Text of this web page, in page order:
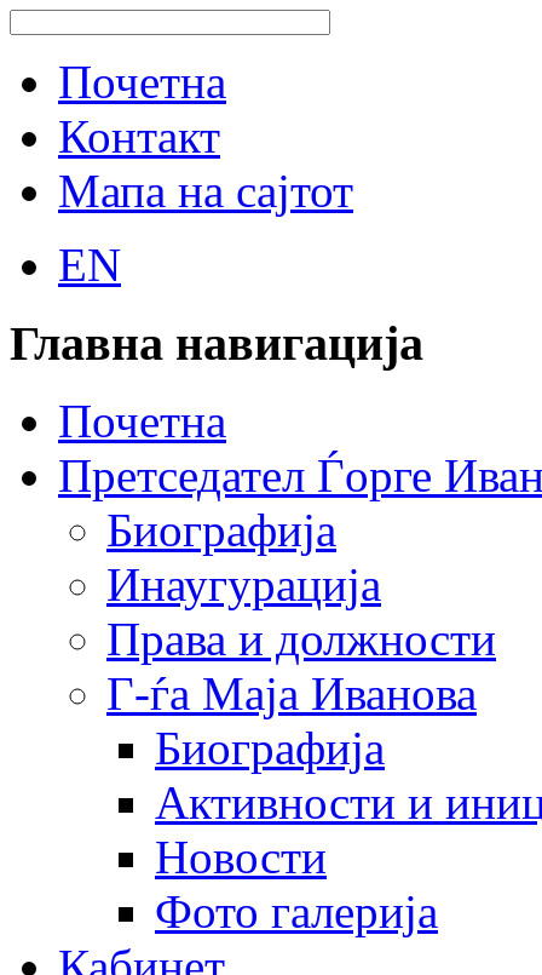
Почетна
Контакт
Мапа на сајтот
EN
Главна навигација
Почетна
Претседател Ѓорге
Биографија
Инаугурација
Права и должности
Г-ѓа Маја Иванова
Биографија
Активности и
Новости
Фото галерија